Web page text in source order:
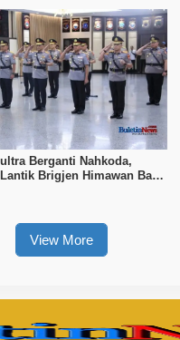
Berganti Nahkoda,
Brigjen Himawan Bayu
View More